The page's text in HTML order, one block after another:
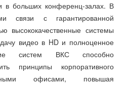
больших конференц-залах. В
связи с гарантированной
высококачественные системы
видео в HD и полноценное
систем ВКС способно
принципы корпоративного
офисами, повышая